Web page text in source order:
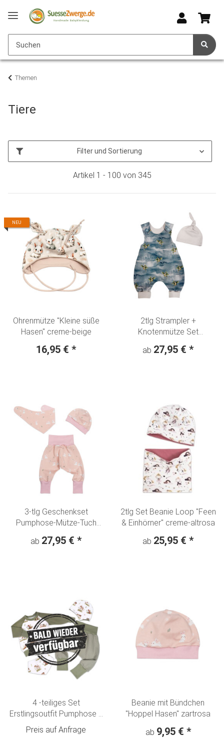
Themen
Tiere
Filter und Sortierung
Artikel 1 - 100 von 345
NEU
Ohrenmütze "Kleine süße
Hasen" creme-beige
16,95 € *
2tlg Strampler +
Knotenmütze Set
Dragon jeansblau
ab 27,95 € *
3-tlg Geschenkset
Pumphose-Mütze-Tuch
Hoppel-Hasen" rosa
ab 27,95 € *
2tlg Set Beanie Loop "Feen
& Einhörner" creme-altrosa
ab 25,95 € *
4 -teiliges Set
Erstlingsoutfit Pumphose +
Langarmshirt - Beanie +
Halstuch "Kleine Waldtiere"
Preis auf Anfrage
Beanie mit Bündchen
"Hoppel Hasen" zartrosa
ab 9,95 € *